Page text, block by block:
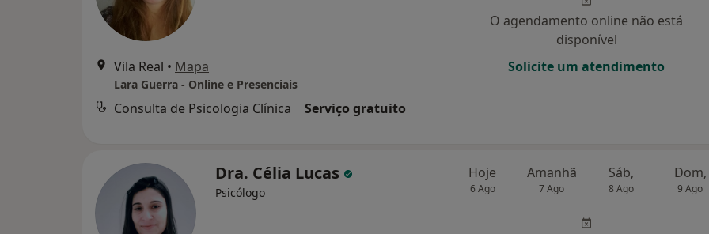
Vila Real • Mapa
Lara Guerra - Online e Presenciais
Consulta de Psicologia Clínica Serviço gratuito
O agendamento online não está
disponível
Solicite um atendimento
Dra. Célia Lucas
Psicólogo
Hoje
6 Ago
Amanhã
7 Ago
Sáb,
8 Ago
Dom,
9 Ago